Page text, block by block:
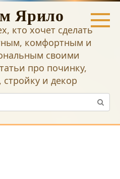
Ярило
кто хочет сделать
комфортным и
своими
про починку,
стройку и декор